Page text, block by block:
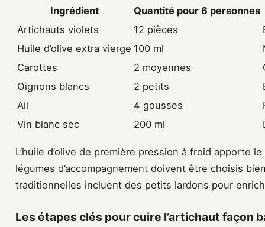
Ingrédient
Quantité pour 6 personnes
Artichauts violets
12 pièces
Huile d’olive extra vierge 100 ml
Carottes
2 moyennes
Oignons blancs
2 petits
Ail
4 gousses
Vin blanc sec
200 ml
L’huile d’olive de première pression à froid apporte
légumes d’accompagnement doivent être choisis
traditionnelles incluent des petits lardons pour
Les étapes clés pour cuire l’artichaut façon